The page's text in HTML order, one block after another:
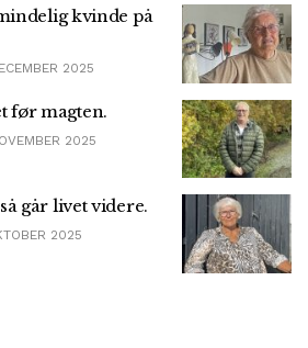
kvinde på
2025
før magten.
2025
går livet videre.
2025